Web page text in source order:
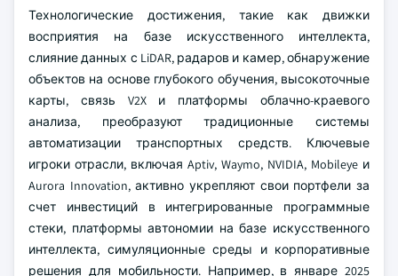
Технологические достижения, такие как движки
восприятия на базе искусственного интеллекта,
слияние данных с LiDAR, радаров и камер, обнаружение
объектов на основе глубокого обучения, высокоточные
карты, связь V2X и платформы облачно-краевого
анализа, преобразуют традиционные системы
автоматизации транспортных средств. Ключевые
игроки отрасли, включая Aptiv, Waymo, NVIDIA, Mobileye и
Aurora Innovation, активно укрепляют свои портфели за
счет инвестиций в интегрированные программные
стеки, платформы автономии на базе искусственного
интеллекта, симуляционные среды и корпоративные
решения для мобильности. Например, в январе 2025